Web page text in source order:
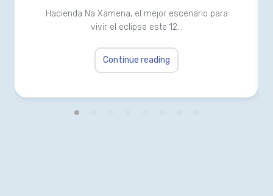
Hacienda Na Xamena, el mejor escenario para
vivir el eclipse este 12…
Continue reading